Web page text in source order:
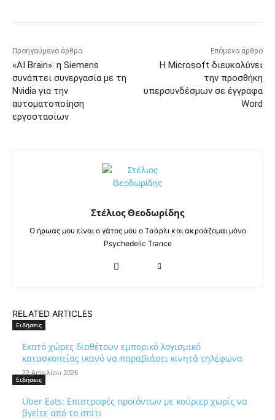
Προηγούμενο άρθρο
«AI Brain»: η Siemens
συνάπτει συνεργασία με τη
Nvidia για την
αυτοματοποίηση
εργοστασίων
Επόμενο άρθρο
Η Microsoft διευκολύνει
την προσθήκη
υπερσυνδέσμων σε έγγραφα
Word
Στέλιος Θεοδωρίδης
Ο ήρωας μου είναι ο γάτος μου ο Τσάρλι και ακροάζομαι μόνο
Psychedelic Trance
RELATED ARTICLES
Ειδήσεις
Εκατό χώρες διαθέτουν εμπορικό λογισμικό
κατασκοπείας ικανό να παραβιάσει κινητά τηλέφωνα
22 Απριλίου 2026
Ειδήσεις
Uber Eats: Επιστροφές προϊόντων με κούριερ χωρίς να
βγείτε από το σπίτι